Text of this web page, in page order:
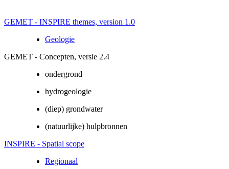
GEMET - INSPIRE themes, version 1.0
Geologie
GEMET - Concepten, versie 2.4
ondergrond
hydrogeologie
(diep) grondwater
(natuurlijke) hulpbronnen
INSPIRE - Spatial scope
Regionaal